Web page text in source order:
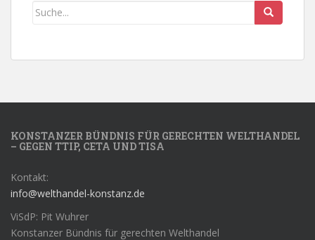
KONSTANZER BÜNDNIS FÜR GERECHTEN WELTHANDEL
– GEGEN TTIP, CETA UND TISA
Kontakt:
info@welthandel-konstanz.de
ViSdP: Pit Wuhrer
Konstanzer Bündnis für gerechten Welthandel